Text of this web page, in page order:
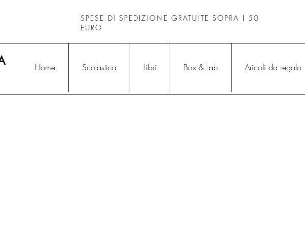
SPESE DI SPEDIZIONE GRATUITE SOPRA I 50
EURO
Home Scolastica Libri Box & Lab Aricoli da regalo